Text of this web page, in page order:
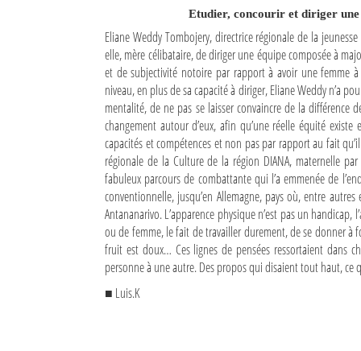
Connexion
Identifiant oublié ?
Mot de passe oublié ?
Etudier, concourir et diriger
Eliane Weddy Tombojery, directrice régionale de la
elle, mère célibataire, de diriger une équipe composée à
et de subjectivité notoire par rapport à avoir une femme
niveau, en plus de sa capacité à diriger, Eliane Weddy n’a
mentalité, de ne pas se laisser convaincre de la différence
changement autour d’eux, afin qu’une réelle équité
capacités et compétences et non pas par rapport au fait
régionale de la Culture de la région DIANA, maternelle
fabuleux parcours de combattante qui l’a emmenée de
conventionnelle, jusqu’en Allemagne, pays où, entre
Antananarivo. L’apparence physique n’est pas un handicap,
ou de femme, le fait de travailler durement, de se donner
fruit est doux… Ces lignes de pensées ressortaient dans
personne à une autre. Des propos qui disaient tout haut,
■ Luis.K